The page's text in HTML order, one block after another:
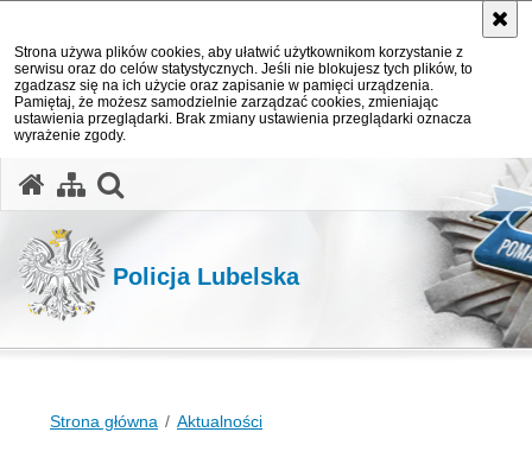
Strona używa plików cookies, aby ułatwić użytkownikom korzystanie z
serwisu oraz do celów statystycznych. Jeśli nie blokujesz tych plików, to
zgadzasz się na ich użycie oraz zapisanie w pamięci urządzenia.
Pamiętaj, że możesz samodzielnie zarządzać cookies, zmieniając
ustawienia przeglądarki. Brak zmiany ustawienia przeglądarki oznacza
wyrażenie zgody.
Policja Lubelska
Strona główna Aktualności